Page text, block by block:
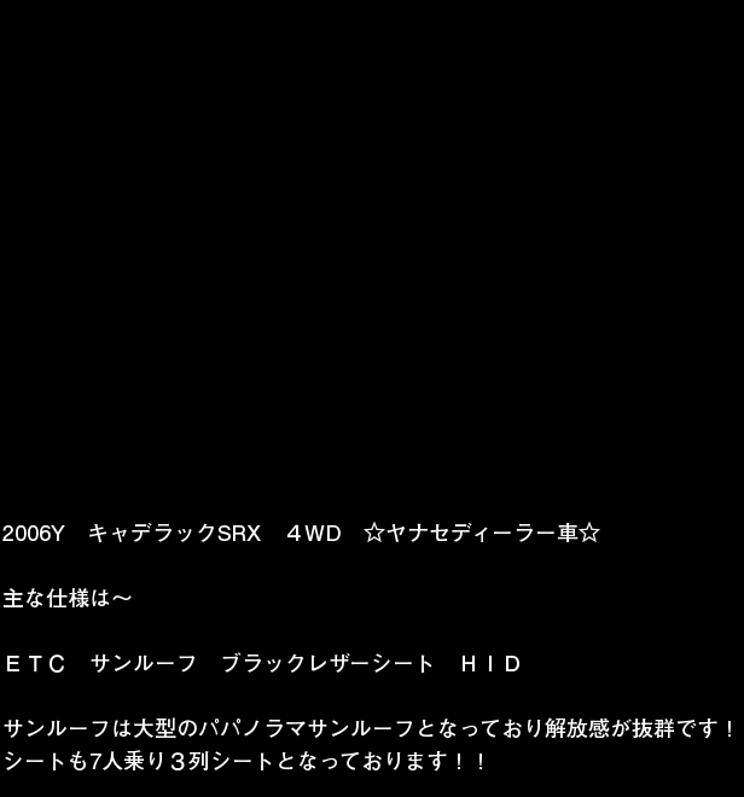
2006Y　キャデラックSRX　４WD　☆ヤナセディーラー車☆
主な仕様は～
ＥＴＣ　サンルーフ　ブラックレザーシート　ＨＩＤ
サンルーフは大型のパパノラマサンルーフとなっており解放感が抜群です
シートも7人乗り３列シートとなっております！！